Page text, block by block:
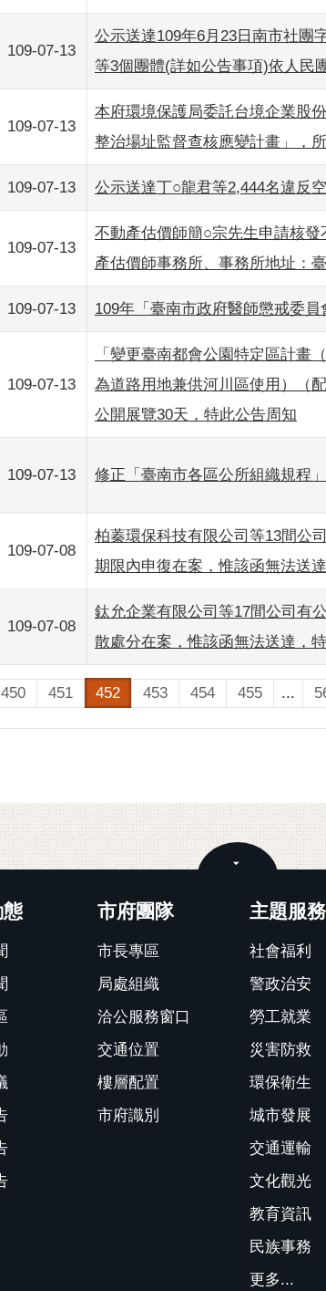
109-07-13
公示送達109年6月23日南市社團
等3個團體(詳如公告事項)依人民
109-07-13
本府環境保護局委託台境企業股
整治場址監督查核應變計畫」，
109-07-13 公示送達丁○龍君等2,444名違反
109-07-13
不動產估價師簡○宗先生申請核
產估價師事務所、事務所地址：
109-07-13 109年「臺南市政府醫師懲戒委
109-07-13
「變更臺南都會公園特定區計畫
為道路用地兼供河川區使用）（
公開展覽30天，特此公告周知
109-07-13 修正「臺南市各區公所組織規程
109-07-08
柏蓁環保科技有限公司等13間公
期限內申復在案，惟該函無法送
109-07-08
鈦允企業有限公司等17間公司有
散處分在案，惟該函無法送達，
450 451 452 453 454 455 ...
市府團隊
市長專區
局處組織
洽公服務窗口
交通位置
樓層配置
市府識別
主題服務
社會福利
警政治安
勞工就業
災害防救
環保衛生
城市發展
交通運輸
文化觀光
教育資訊
民族事務
更多...